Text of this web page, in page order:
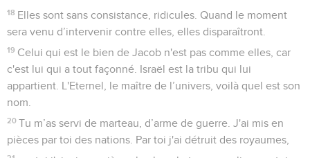
18 Elles sont sans consistance, ridicules. Quand le moment
sera venu d’intervenir contre elles, elles disparaîtront.
19 Celui qui est le bien de Jacob n'est pas comme elles, car
c'est lui qui a tout façonné. Israël est la tribu qui lui
appartient. L'Eternel, le maître de l’univers, voilà quel est son
nom.
20 Tu m’as servi de marteau, d’arme de guerre. J'ai mis en
pièces par toi des nations. Par toi j'ai détruit des royaumes,